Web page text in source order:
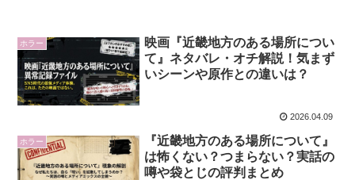
ホラー
映画『近畿地方のある場所につい
て』ネタバレ・オチ解説！気まず
いシーンや原作との違いは？
2026.04.09
ホラー
『近畿地方のある場所について』
は怖くない？つまらない？実話の
噂や袋とじの評判まとめ